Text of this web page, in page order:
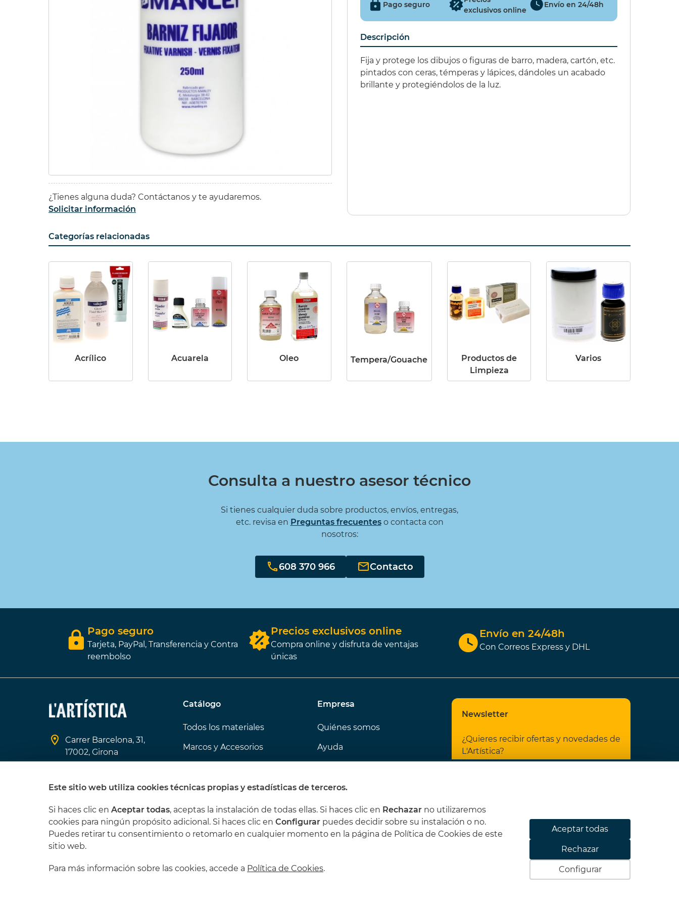
SET PIÑATA 9 EXCITER
49,55 € (15%)
42,12 €
¿Tienes alguna duda? Contáctanos y te ayudaremos.
Solicitar información
Pago seguro
exclusivos online
Envío en 24/48h
Descripción
Fija y protege los dibujos o figuras de barro, madera, cartón, etc.
pintados con ceras, témperas y lápices, dándoles un acabado
brillante y protegiéndolos de la luz.
Categorías relacionadas
Acrílico Acuarela Oleo Tempera/Gouache
Productos de
Limpieza
Varios
Consulta a nuestro asesor técnico
Si tienes cualquier duda sobre productos, envíos, entregas,
etc. revisa en Preguntas frecuenteso contacta con
nosotros:
608 370 966 Contacto
Pago seguro
Tarjeta, PayPal, Transferencia y Contra
reembolso
Precios exclusivos online
Compra online y disfruta de ventajas
únicas
Envío en 24/48h
Con Correos Express y DHL
Carrer Barcelona, 31,
17002, Girona
Catálogo
Todos los materiales
Marcos y Accesorios
Los que más gustan
Empresa
Quiénes somos
Ayuda
Newsletter
¿Quieres recibir ofertas y novedades de
L'Artística?
2612X4
Este sitio web utiliza cookies técnicas propias y estadísticas de terceros.
Si haces clic en Aceptar todas, aceptas la instalación de todas ellas. Si haces clic en Rechazar no utilizaremos
cookies para ningún propósito adicional. Si haces clic en Configurar puedes decidir sobre su instalación o no.
Puedes retirar tu consentimiento o retomarlo en cualquier momento en la página de Política de Cookies de este
sitio web.
Para más información sobre las cookies, accede a Política de Cookies.
Aceptar todas
Rechazar
Configurar